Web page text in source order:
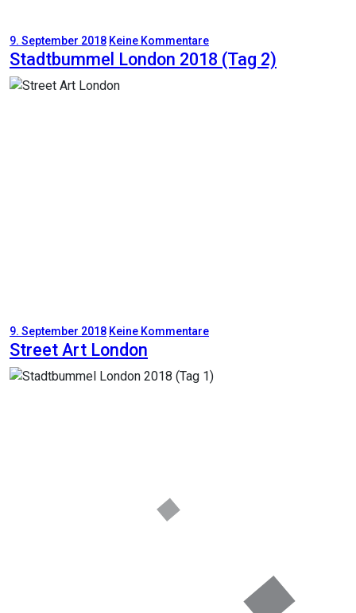
9. September 2018 Keine Kommentare
Stadtbummel London 2018 (Tag 2)
9. September 2018 Keine Kommentare
Street Art London